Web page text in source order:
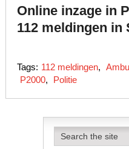
Online inzage in
112 meldingen in
Tags: 112 meldingen,
P2000, Politie